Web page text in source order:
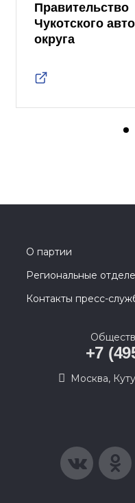
Правительство
Чукотского
округа
О партии
Региональные
Контакты пресс-
+7
Москва,